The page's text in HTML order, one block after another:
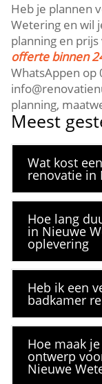
Heb je plannen
Wetering en wil
planning en
offerte binnen
WhatsAppen op
planning,
Meest
Wat kost
renovatie in
Hoe lang
in Nieuwe
oplevering
Heb ik een
badkamer
Hoe maak
ontwerp
Nieuwe